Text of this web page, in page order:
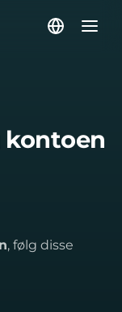
kontoen
, følg disse